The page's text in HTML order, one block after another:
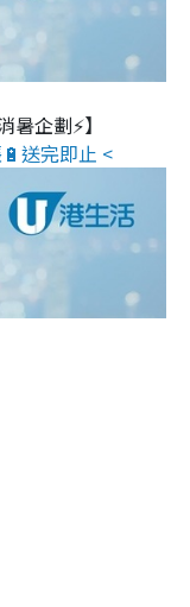
暑企劃⚡】
送完即止 <